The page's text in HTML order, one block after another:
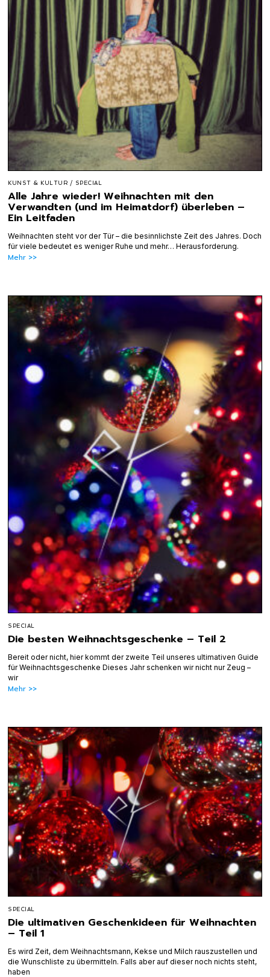
KUNST & KULTUR / SPECIAL
Alle Jahre wieder! Weihnachten mit den
Verwandten (und im Heimatdorf) überleben –
Ein Leitfaden
Weihnachten steht vor der Tür – die besinnlichste Zeit des Jahres. Doch
für viele bedeutet es weniger Ruhe und mehr… Herausforderung.
Mehr >>
SPECIAL
Die besten Weihnachtsgeschenke – Teil 2
Bereit oder nicht, hier kommt der zweite Teil unseres ultimativen Guide
für Weihnachtsgeschenke Dieses Jahr schenken wir nicht nur Zeug –
wir
Mehr >>
SPECIAL
Die ultimativen Geschenkideen für Weihnachten
– Teil 1
Es wird Zeit, dem Weihnachtsmann, Kekse und Milch rauszustellen und
die Wunschliste zu übermitteln. Falls aber auf dieser noch nichts steht,
haben